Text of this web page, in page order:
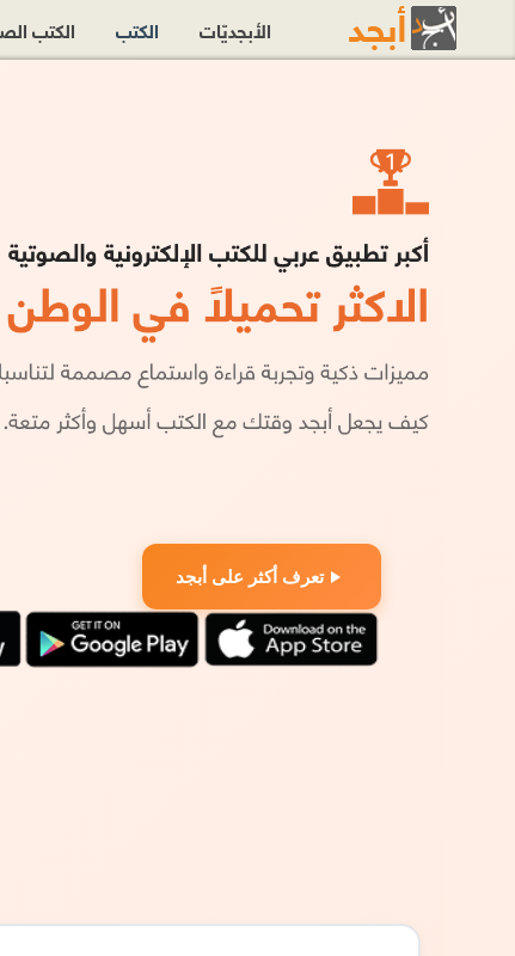
تعرف أكثر على أبجد
الأبجديّات الكتب الكتب